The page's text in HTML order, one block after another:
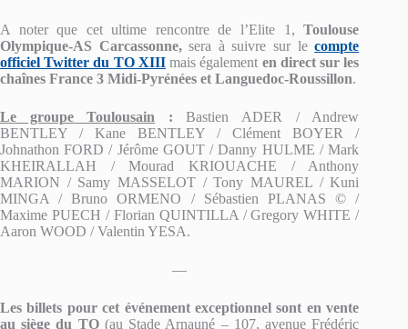
A noter que cet ultime rencontre de l’Elite 1,Toulouse
Olympique-AS Carcassonne,sera à suivre sur lecompte
officiel Twitter du TO XIIImais également en direct sur les
chaînes France 3 Midi-Pyrénées et Languedoc-Roussillon.
Le groupe Toulousain : Bastien ADER / Andrew
BENTLEY / Kane BENTLEY / Clément BOYER /
Johnathon FORD / Jérôme GOUT / Danny HULME / Mark
KHEIRALLAH / Mourad KRIOUACHE / Anthony
MARION / Samy MASSELOT / Tony MAUREL / Kuni
MINGA / Bruno ORMENO / Sébastien PLANAS © /
Maxime PUECH / Florian QUINTILLA / Gregory WHITE /
Aaron WOOD / Valentin YESA.
—
Les billets pour cet événement exceptionnel sont en vente
au siège du TO(au Stade Arnauné – 107, avenue Frédéric